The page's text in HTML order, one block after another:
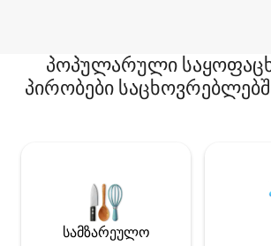
პოპულარული
პირობები
სამზარეულო